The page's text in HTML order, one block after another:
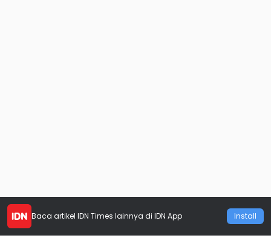
Baca artikel IDN Times lainnya di IDN App Install